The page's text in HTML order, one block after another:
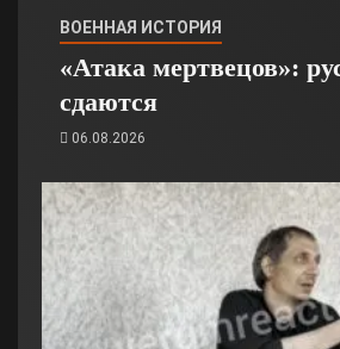
ВОЕННАЯ ИСТОРИЯ
«Атака мертвецов»:
сдаются
06.08.2026